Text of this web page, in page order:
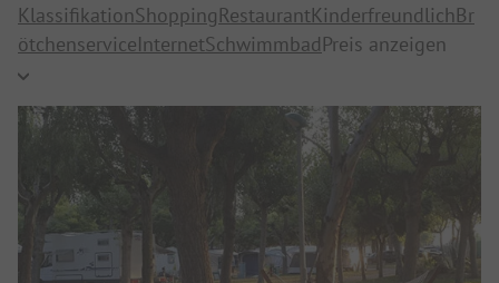
KlassifikationShoppingRestaurantKinderfreundlichBr
ötchenserviceInternetSchwimmbadPreis anzeigen